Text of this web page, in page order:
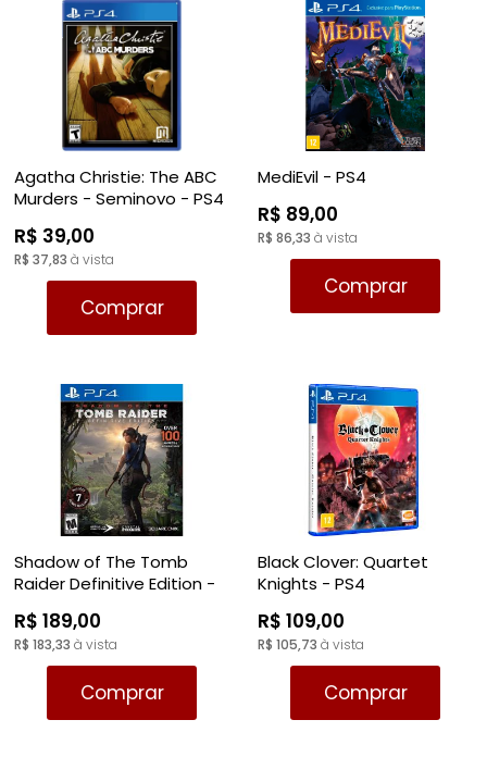
Agatha Christie: The ABC
Murders - Seminovo - PS4
R$ 39,00
R$ 37,83 à vista
Comprar
MediEvil - PS4
R$ 89,00
R$ 86,33 à vista
Comprar
Shadow of The Tomb
Raider Definitive Edition -
R$ 189,00
R$ 183,33 à vista
Comprar
Black Clover: Quartet
Knights - PS4
R$ 109,00
R$ 105,73 à vista
Comprar